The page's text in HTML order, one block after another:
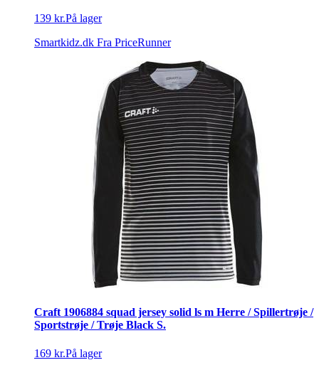
139 kr.På lager
Smartkidz.dk Fra PriceRunner
Craft 1906884 squad jersey solid ls m Herre / Spillertrøje /
Sportstrøje / Trøje Black S.
169 kr.På lager